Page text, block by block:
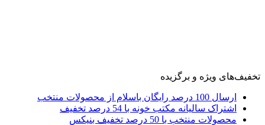
تخفیف‌های ویژه و برگزیده
ارسال 100 درصد رایگان باسلام از محصولات منتخب
اشتراک سالیانه مکتب خونه با 54 درصد تخفیف
محصولات منتخب با 50 درصد تخفیف بنیکس